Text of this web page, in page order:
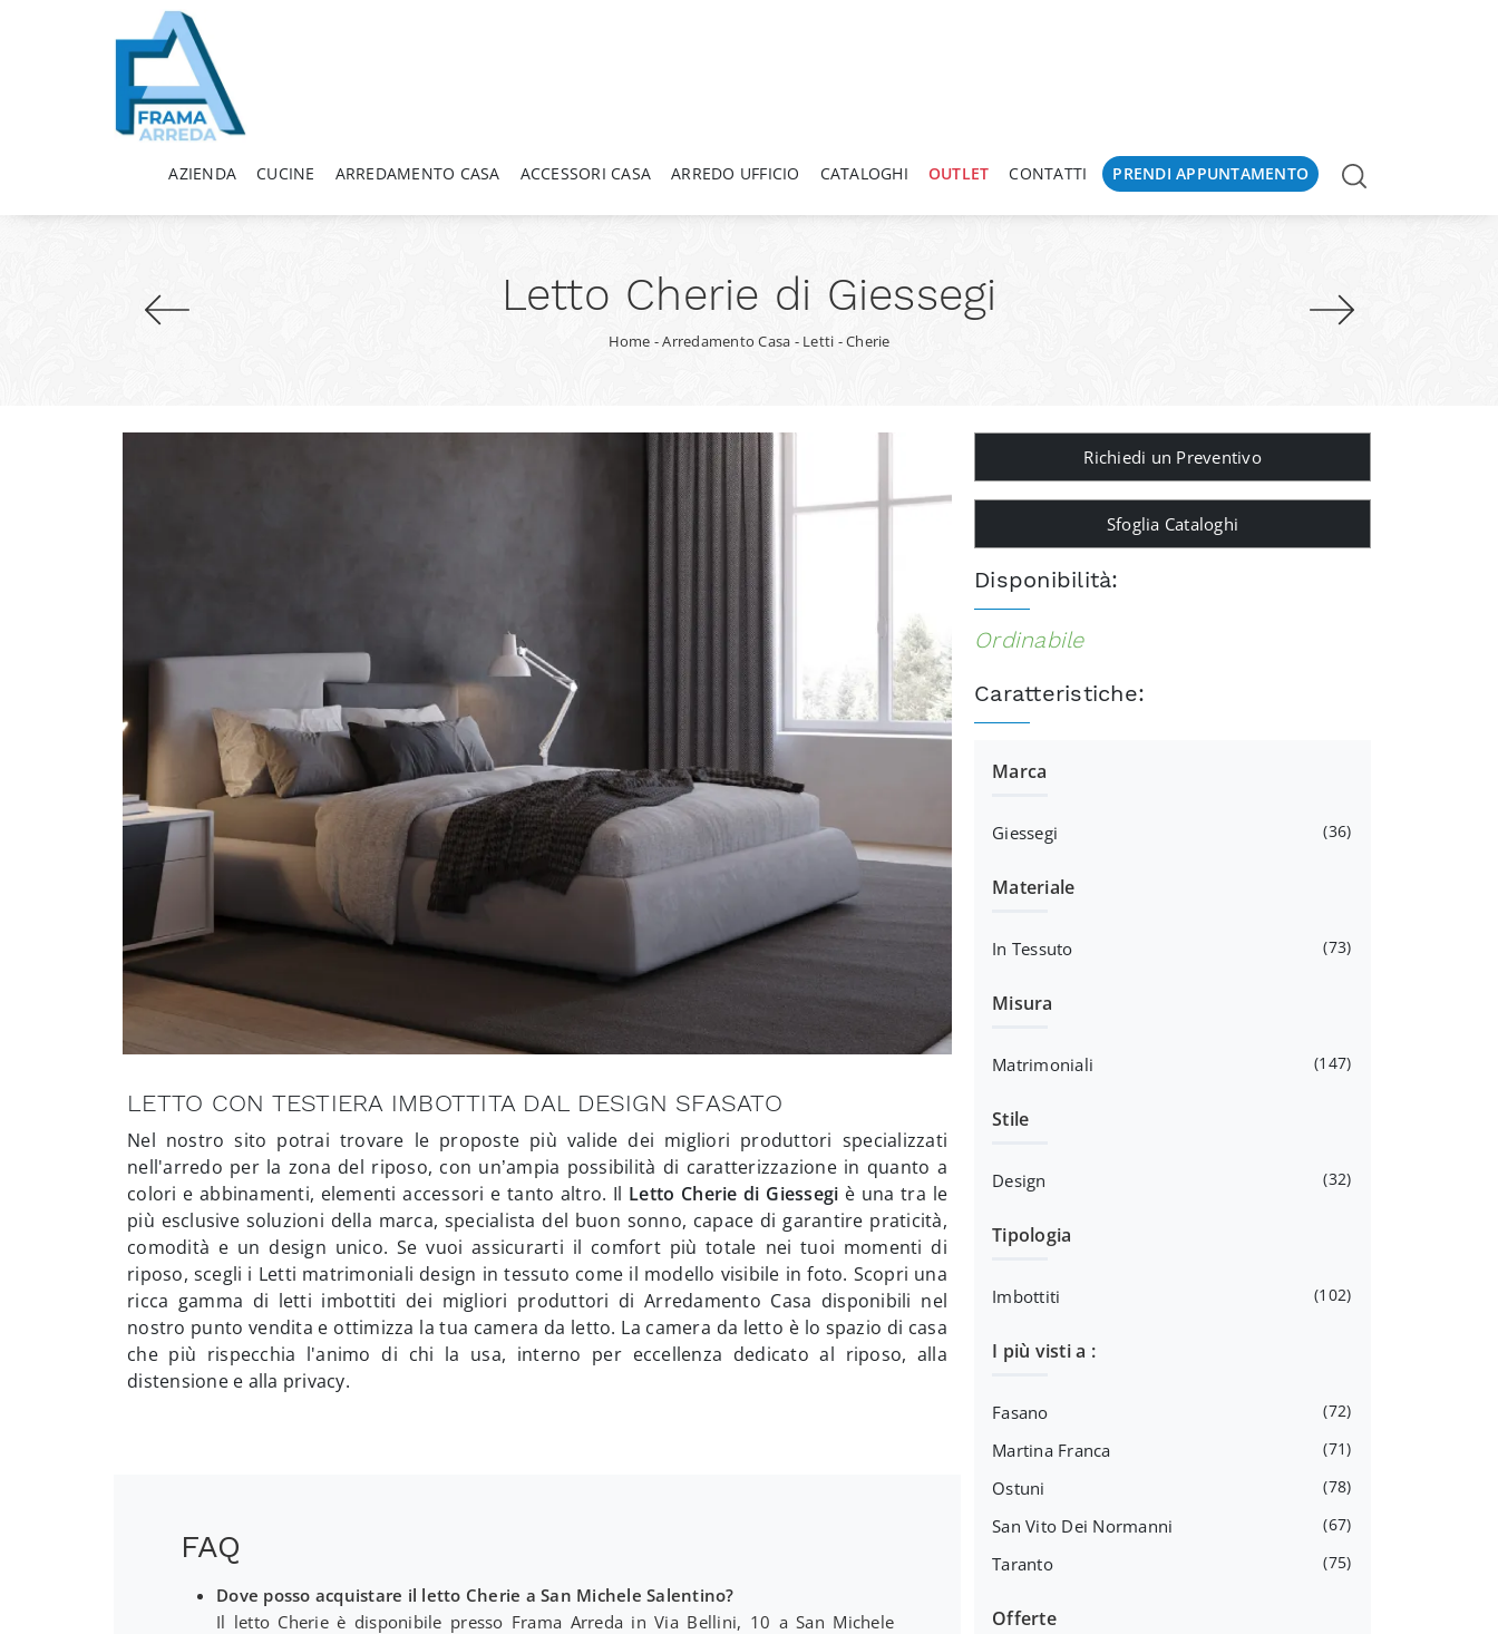
AZIENDA CUCINE ARREDAMENTO CASA ACCESSORI CASA ARREDO UFFICIO CATALOGHI OUTLET CONTATTI PRENDI APPUNTAMENTO
Letto Cherie di Giessegi
Home -Arredamento Casa - Letti -Cherie
LETTO CON TESTIERA IMBOTTITA DAL DESIGN SFASATO
Nel nostro sito potrai trovare le proposte più valide dei migliori produttori specializzati
nell'arredo per la zona del riposo, con un’ampia possibilità di caratterizzazione in quanto a
colori e abbinamenti, elementi accessori e tanto altro. Il Letto Cherie di Giessegi è una tra le
più esclusive soluzioni della marca, specialista del buon sonno, capace di garantire praticità,
comodità e un design unico. Se vuoi assicurarti il comfort più totale nei tuoi momenti di
riposo, scegli i Letti matrimoniali design in tessuto come il modello visibile in foto. Scopri una
ricca gamma di letti imbottiti dei migliori produttori di Arredamento Casa disponibili nel
nostro punto vendita e ottimizza la tua camera da letto. La camera da letto è lo spazio di casa
che più rispecchia l'animo di chi la usa, interno per eccellenza dedicato al riposo, alla
distensione e alla privacy.
FAQ
Dove posso acquistare il letto Cherie a San Michele Salentino?
Il letto Cherie è disponibile presso Frama Arreda in Via Bellini, 10 a San Michele
Richiedi un Preventivo
Sfoglia Cataloghi
Disponibilità:
Ordinabile
Caratteristiche:
Marca
Giessegi 36
Materiale
In Tessuto 73
Misura
Matrimoniali 147
Stile
Design 32
Tipologia
Imbottiti 102
I più visti a :
Fasano 72
Martina Franca 71
Ostuni 78
San Vito Dei Normanni 67
Taranto 75
Offerte